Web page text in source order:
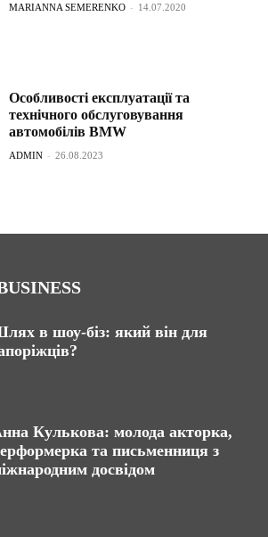
MARIANNA SEMERENKO - 14.07.2020
Особливості експлуатації та
технічного обслуговування
автомобілів BMW
ADMIN - 26.08.2023
в шоу-біз: який він для
Кулькова: молода акторка,
та письменниця з
досвідом